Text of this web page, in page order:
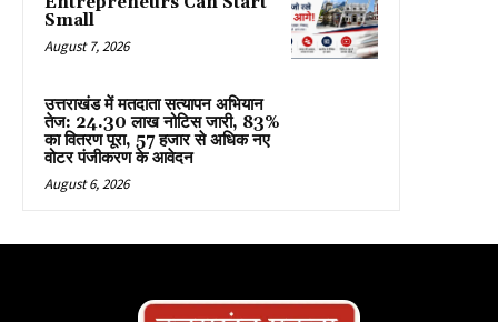
Small
August 7, 2026
उत्तराखंड में मतदाता सत्यापन अभियान
तेज: 24.30 लाख नोटिस जारी, 83%
का वितरण पूरा, 57 हजार से अधिक नए
वोटर पंजीकरण के आवेदन
August 6, 2026